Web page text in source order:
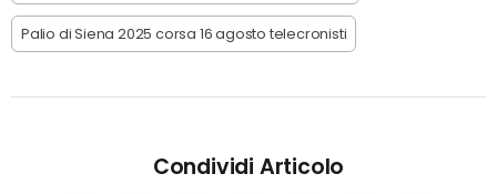
Palio di Siena 2025 corsa 16 agosto telecronisti
Condividi Articolo